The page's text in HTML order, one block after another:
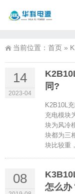
当前位置： 首页 »
14
2023-04
同?
K2B10L
充电模块
块为风冷
块都为三
块比较重
08
怎么办